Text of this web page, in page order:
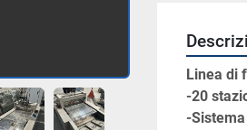
Linea di
-20
-